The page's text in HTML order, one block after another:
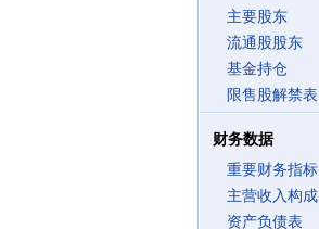
主要股东
流通股股东
基金持仓
限售股解禁表
财务数据
重要财务指标
主营收入构成
资产负债表